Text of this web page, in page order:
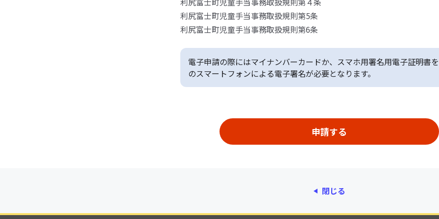
利尻富士町児童手当事務取扱規則第5条
利尻富士町児童手当事務取扱規則第6条
電子申請の際にはマイナンバーカードか、スマホ用署名用電子証明書
のスマートフォンによる電子署名が必要となります。
閉じる